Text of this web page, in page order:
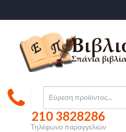
210 3828286
Τηλέφωνο παραγγελιών